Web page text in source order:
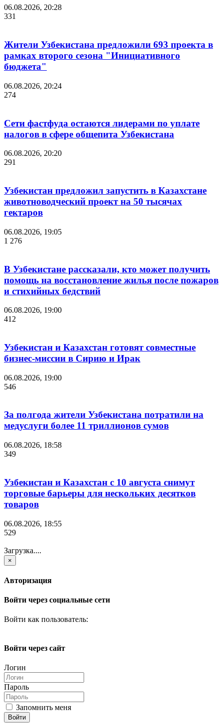
06.08.2026, 20:28
331
Жители Узбекистана предложили 693 проекта в
рамках второго сезона "Инициативного
бюджета"
06.08.2026, 20:24
274
Сети фастфуда остаются лидерами по уплате
налогов в сфере общепита Узбекистана
06.08.2026, 20:20
291
Узбекистан предложил запустить в Казахстане
животноводческий проект на 50 тысячах
гектаров
06.08.2026, 19:05
1 276
В Узбекистане рассказали, кто может получить
помощь на восстановление жилья после пожаров
и стихийных бедствий
06.08.2026, 19:00
412
Узбекистан и Казахстан готовят совместные
бизнес-миссии в Сирию и Ирак
06.08.2026, 19:00
546
За полгода жители Узбекистана потратили на
медуслуги более 11 триллионов сумов
06.08.2026, 18:58
349
Узбекистан и Казахстан с 10 августа снимут
торговые барьеры для нескольких десятков
товаров
06.08.2026, 18:55
529
Загрузка....
×
Авторизация
Войти через социальные сети
Войти как пользователь:
Войти через сайт
Логин
Пароль
Запомнить меня